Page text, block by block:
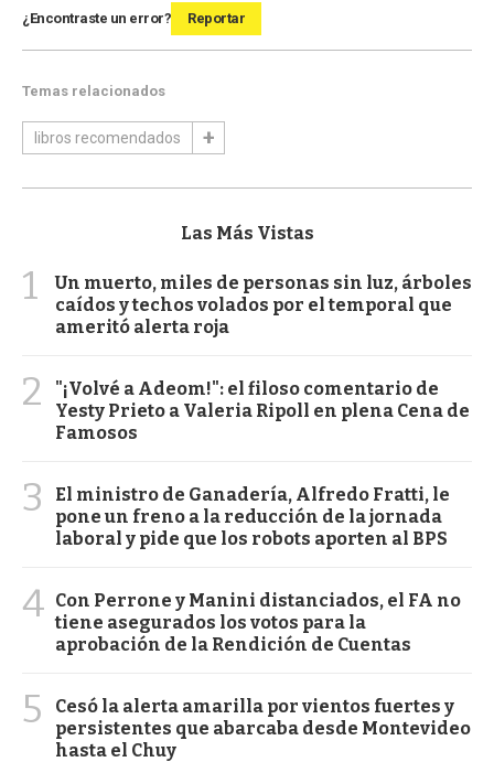
¿Encontraste un error? Reportar
Temas relacionados
libros recomendados
Las Más Vistas
1
Un muerto, miles de personas sin luz, árboles
caídos y techos volados por el temporal que
ameritó alerta roja
2
"¡Volvé a Adeom!": el filoso comentario de
Yesty Prieto a Valeria Ripoll en plena Cena de
Famosos
3
El ministro de Ganadería, Alfredo Fratti, le
pone un freno a la reducción de la jornada
laboral y pide que los robots aporten al BPS
4 Con Perrone y Manini distanciados, el FA no
tiene asegurados los votos para la
aprobación de la Rendición de Cuentas
5
Cesó la alerta amarilla por vientos fuertes y
persistentes que abarcaba desde Montevideo
hasta el Chuy